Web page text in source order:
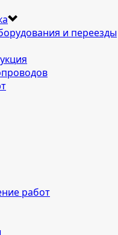
и переезды
работ